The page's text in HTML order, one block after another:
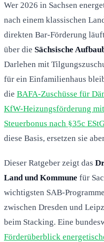
Wer 2026 in Sachsen
nach einem klassischen
direkten Bar-Förderung
über die Sächsische
Darlehen mit
für ein Einfamilienhaus
die BAFA-Zuschüsse für
KfW-Heizungsförderung
Steuerbonus nach §35c
diese Basis, ersetzen sie
Dieser Ratgeber zeigt das
Land und Kommune für
wichtigsten SAB-
zwischen Dresden und
beim Stacking. Eine
Förderüberblick